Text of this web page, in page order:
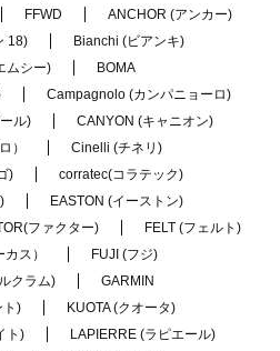
FFWD
ANCHOR (アンカー)
18)
Bianchi (ビアンキ)
ムシー)
BOMA
Campagnolo (カンパニョーロ)
ル)
CANYON (キャニオン)
）
Cinelli (チネリ)
)
corratec(コラテック)
EASTON (イーストン)
ファクター)
FELT (フェルト)
ス）
FUJI (フジ)
クラム)
GARMIN
ト)
KUOTA (クオータ)
ト)
LAPIERRE (ラピエール)